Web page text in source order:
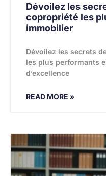
Dévoilez les
copropriété les
immobilier
Dévoilez les secrets
les plus performants
d’excellence
READ MORE »